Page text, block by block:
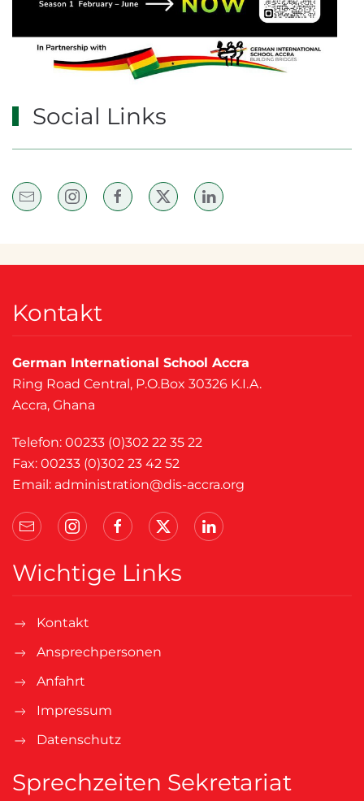
Social Links
Kontakt
German International School Accra
Ring Road Central, P.O.Box 30326 K.I.A.
Accra, Ghana
Telefon: 00233 (0)302 22 35 22
Fax: 00233 (0)302 23 42 52
Email: administration@dis-accra.org
Wichtige Links
Kontakt
Ansprechpersonen
Anfahrt
Impressum
Datenschutz
Sprechzeiten Sekretariat